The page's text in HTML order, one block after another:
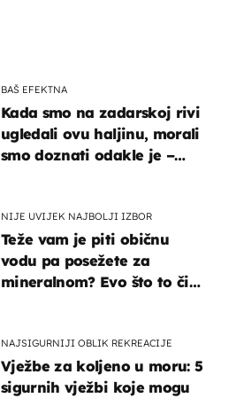
BAŠ EFEKTNA
Kada smo na zadarskoj rivi
ugledali ovu haljinu, morali
smo doznati odakle je –
NIJE UVIJEK NAJBOLJI IZBOR
Teže vam je piti običnu
vodu pa posežete za
mineralnom? Evo što to čini
NAJSIGURNIJI OBLIK REKREACIJE
Vježbe za koljeno u moru: 5
sigurnih vježbi koje mogu